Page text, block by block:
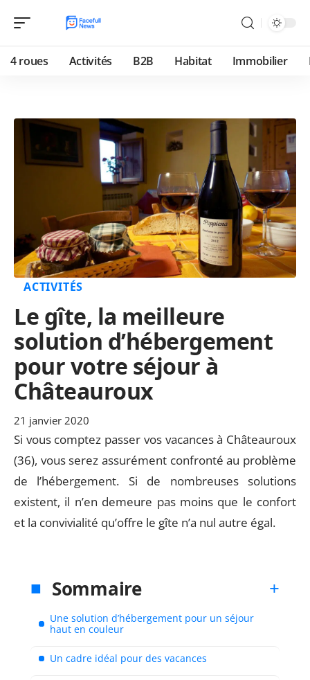
4 roues Activités B2B Habitat Immobilier
ACTIVITÉS
Le gîte, la meilleure
solution d’hébergement
pour votre séjour à
Châteauroux
21 janvier 2020
Si vous comptez passer vos vacances à Châteauroux
(36), vous serez assurément confronté au problème
de l’hébergement. Si de nombreuses solutions
existent, il n’en demeure pas moins que le confort
et la convivialité qu’offre le gîte n’a nul autre égal.
Sommaire
Une solution d’hébergement pour un séjour
haut en couleur
Un cadre idéal pour des vacances